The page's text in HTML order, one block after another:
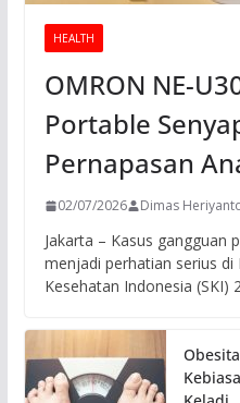
HEALTH
OMRON NE-
Portable
Pernapasan
02/07/2026 Dimas
Jakarta – Kasus gangguan
menjadi perhatian serius di
Kesehatan Indonesia (SKI)